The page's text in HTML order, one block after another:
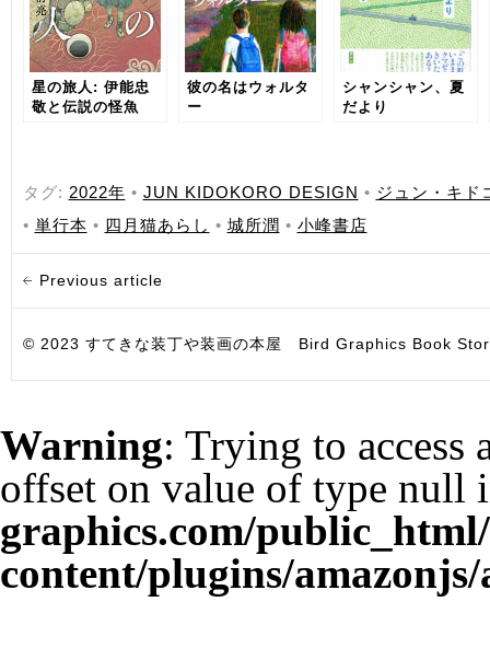
星の旅人: 伊能忠
敬と伝説の怪魚
彼の名はウォルタ
ー
シャンシャン、夏
だより
タグ: 2022年 • JUN KIDOKORO DESIGN • ジュン・キド
• 単行本 • 四月猫あらし • 城所潤 • 小峰書店
Previous article
© 2023 すてきな装丁や装画の本屋 Bird Graphics Book
Warning: Trying to access
offset on value of type null
graphics.com/
content/plugins/